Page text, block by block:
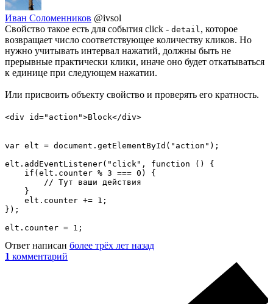
Иван Соломенников @ivsol
Свойство такое есть для события click - detail, которое
возвращает число соответствующее количеству кликов. Но
нужно учитывать интервал нажатий, должны быть не
прерывные практически клики, иначе оно будет откатываться
к единице при следующем нажатии.
Или присвоить объекту свойство и проверять его кратность.
<div id="action">Block</div>
var elt = document.getElementById("action");
elt.addEventListener("click", function () {
    if(elt.counter % 3 === 0) {
        // Тут ваши действия
    }
    elt.counter += 1;
});
elt.counter = 1;
Ответ написан более трёх лет назад
1 комментарий